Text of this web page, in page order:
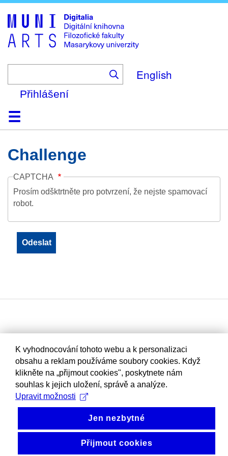
to
main
content
English
Přihlášení
DomůKolekce
Prohlížení
Vyhledávání
O platformě
Nápověda
KontaktDigitalia
Challenge
CAPTCHA
Prosím odšktrtněte pro potvrzení, že nejste spamovací
robot.
K vyhodnocování tohoto webu a k personalizaci
obsahu a reklam používáme soubory cookies. Když
klikněte na „přijmout cookies", poskytnete nám
souhlas k jejich uložení, správě a analýze.
Upravit možnosti
Jen nezbytné
Přijmout cookies